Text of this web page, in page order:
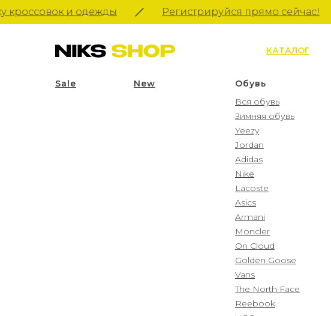
и одежды Регистрируйся прямо сейчас!
КАТАЛОГ
Sale New
Обувь
Вся обувь
Зимняя обувь
Yeezy
Jordan
Adidas
Nike
Lacoste
Asics
Armani
Moncler
On Cloud
Golden Goose
Vans
The North Face
Reebook